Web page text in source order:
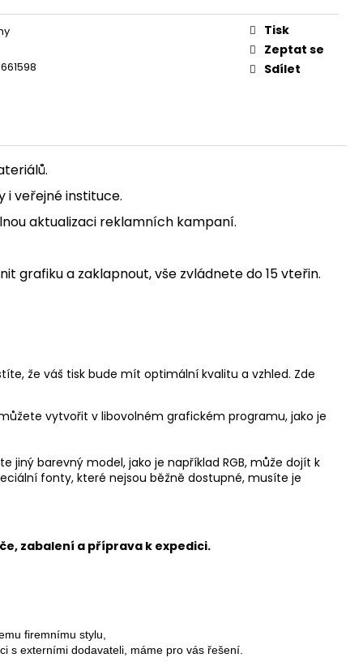
Tisk
Zeptat se
Sdílet
i veřejné instituce.
aktualizaci reklamních kampaní.
grafiku a zaklapnout, vše zvládnete do 15 vteřin.
že váš tisk bude mít optimální kvalitu a vzhled. Zde
vytvořit v libovolném grafickém programu, jako je
jiný barevný model, jako je například RGB, může dojít k
fonty, které nejsou běžně dostupné, musíte je
zabalení a příprava k expedici.
firemnímu stylu,
s externími dodavateli, máme pro vás řešení.